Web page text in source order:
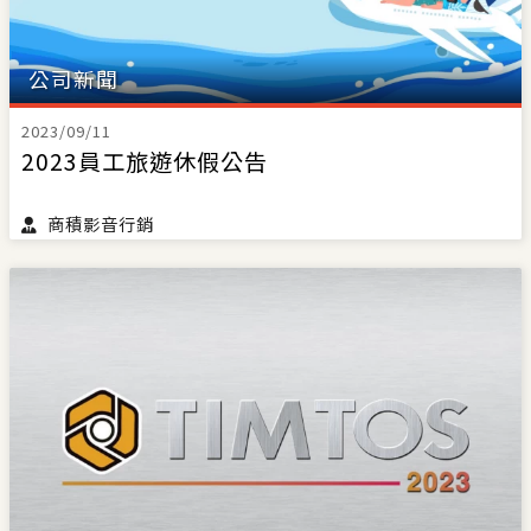
公司新聞
2023/09/11
2023員工旅遊休假公告
商積影音行銷